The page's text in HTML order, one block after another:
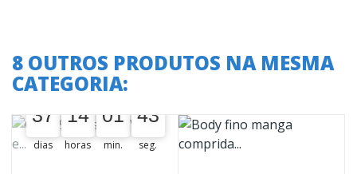
8 OUTROS PRODUTOS NA MESMA
CATEGORIA:
A oferta termina em:
37
37
00
dias
14
14
00
horas
01
01
00
min.
43
42
43
seg.